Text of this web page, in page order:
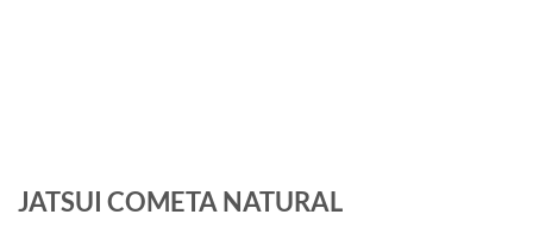
JATSUI COMETA NATURAL